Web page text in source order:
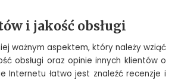
i jakość obsługi
ważnym aspektem, który należy wziąć
obsługi oraz opinie innych klientów o
Internetu łatwo jest znaleźć recenzje i